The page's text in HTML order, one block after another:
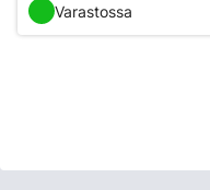
Varastossa